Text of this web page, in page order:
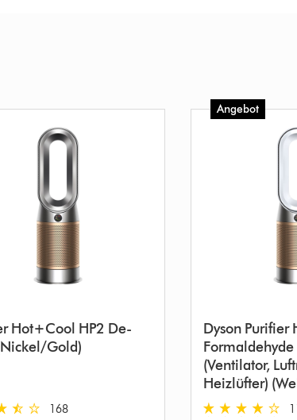
Hot+Cool HP2 De-
Gold)
168
Dyson
Formaldehyde
(Ventilator,
Heizlüfter)
Angebot